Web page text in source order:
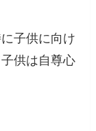
子供に向け
供は自尊心